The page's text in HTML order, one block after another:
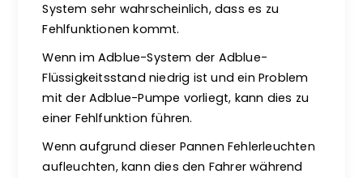
System sehr wahrscheinlich, dass es zu
Fehlfunktionen kommt.
Wenn im Adblue-System der Adblue-
Flüssigkeitsstand niedrig ist und ein Problem
mit der Adblue-Pumpe vorliegt, kann dies zu
einer Fehlfunktion führen.
Wenn aufgrund dieser Pannen Fehlerleuchten
aufleuchten, kann dies den Fahrer während